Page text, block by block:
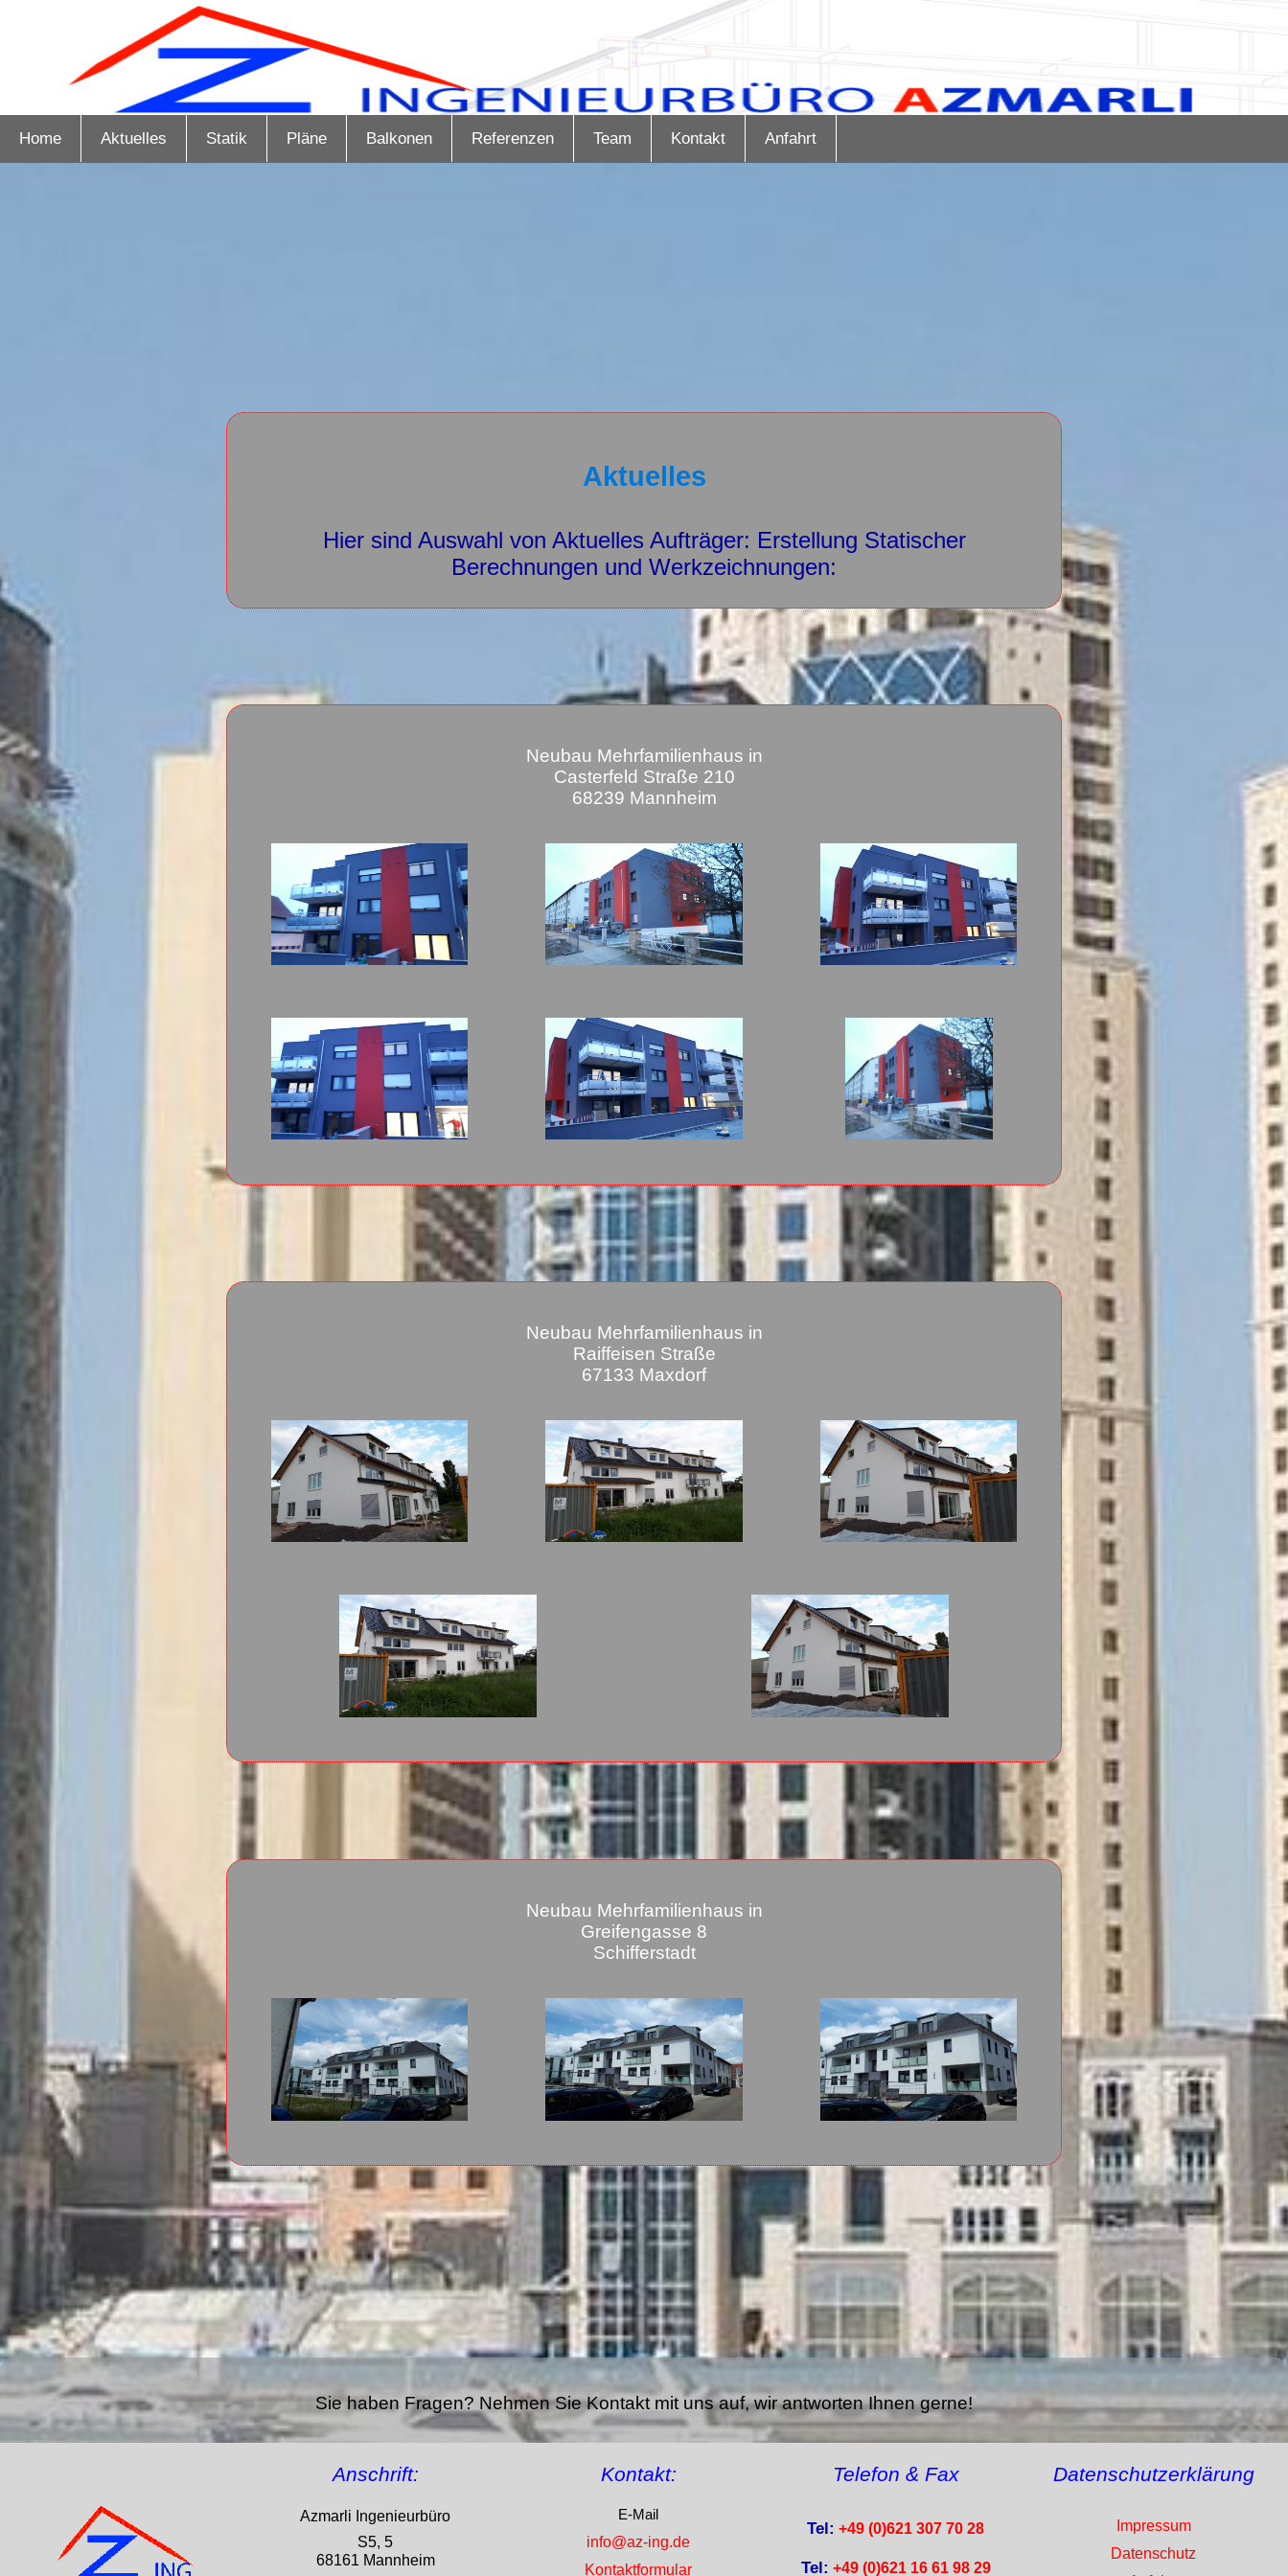
Home Aktuelles Statik Pläne Balkonen Referenzen Team Kontakt Anfahrt
Aktuelles
Hier sind Auswahl von Aktuelles Aufträger: Erstellung Statischer
Berechnungen und Werkzeichnungen:
Neubau Mehrfamilienhaus in
Casterfeld Straße 210
68239 Mannheim
Neubau Mehrfamilienhaus in
Raiffeisen Straße
67133 Maxdorf
Neubau Mehrfamilienhaus in
Greifengasse 8
Schifferstadt
Sie haben Fragen? Nehmen Sie Kontakt mit uns auf, wir antworten Ihnen gerne!
Anschrift:
Azmarli Ingenieurbüro
S5, 5
68161 Mannheim
Kontakt:
E-Mail
info@az-ing.de
Kontaktformular
Telefon & Fax
Tel: +49 (0)621 307 70 28
Tel: +49 (0)621 16 61 98 29
Datenschutzerklärung
Impressum
Datenschutz